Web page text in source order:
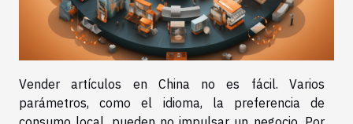
Vender artículos en China no es fácil. Varios
parámetros, como el idioma, la preferencia de